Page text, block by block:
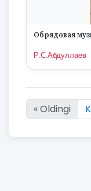
Oбрядовая
Р.С.Абдуллаев
19 natijaning
« Oldingi